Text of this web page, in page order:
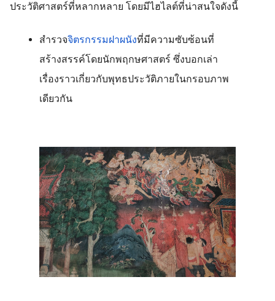
ประวัติศาสตร์ที่หลากหลาย โดยมีไฮไลต์ที่น่าสนใจดังนี้
สำรวจจิตรกรรมฝาผนังที่มีความซับซ้อนที่
สร้างสรรค์โดยนักพฤกษศาสตร์ ซึ่งบอกเล่า
เรื่องราวเกี่ยวกับพุทธประวัติภายในกรอบภาพ
เดียวกัน